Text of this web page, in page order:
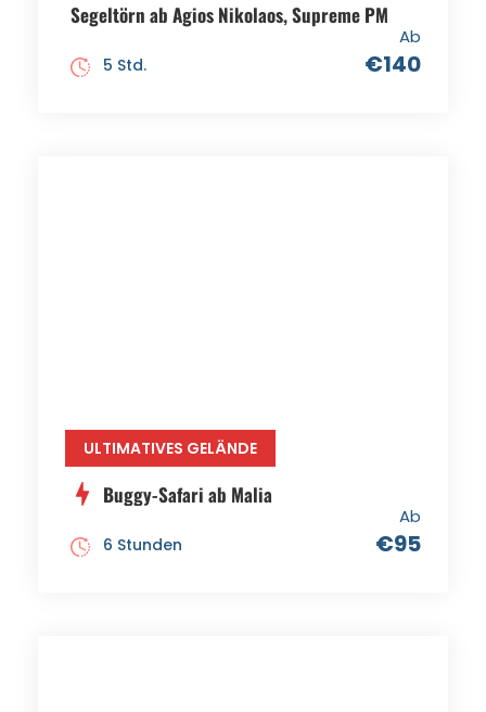
Segeltörn ab Agios Nikolaos, Supreme PM
Ab
€140
5 Std.
ULTIMATIVES GELÄNDE
Buggy-Safari ab Malia
Ab
€95
6 Stunden